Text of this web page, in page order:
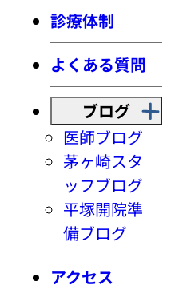
診療体制
よくある質問
ブログ
医師ブログ
茅ヶ崎スタ
ッフブログ
平塚開院準
備ブログ
アクセス